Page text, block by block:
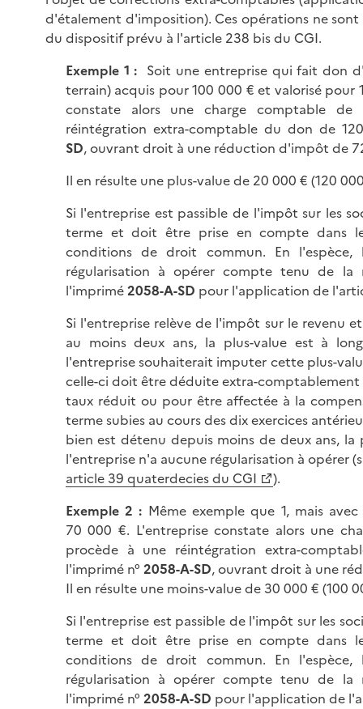
d'étalement d'imposition). Ces opérations ne
du dispositif prévu à l'article 238 bis du CGI.
Exemple 1: Soit une entreprise qui fait don
terrain) acquis pour 100 000 € et valorisé pour
constate alors une charge comptable
réintégration extra-comptable du don de
SD, ouvrant droit à une réduction d'impôt de
Il en résulte une plus-value de 20 000 € (120
Si l'entreprise est passible de l'impôt sur les
terme et doit être prise en compte dans
conditions de droit commun. En l'espèce,
régularisation à opérer compte tenu de la
l'imprimé2058-A-SD pour l'application de
Si l'entreprise relève de l'impôt sur le revenu
au moins deux ans, la plus-value est à
l'entreprise souhaiterait imputer cette plus-
celle-ci doit être déduite extra-
taux réduit ou pour être affectée à la
terme subies au cours des dix exercices
bien est détenu depuis moins de deux ans,
l'entreprise n'a aucune régularisation à opérer
article 39 quaterdecies du CGI
).
Exemple2 : Même exemple que 1, mais
70 000 €. L'entreprise constate alors une
procède à une réintégration extra-
l'imprimé n° 2058-A-SD, ouvrant droit à une
Il en résulte une moins-value de 30 000 € (100
Si l'entreprise est passible de l'impôt sur les
terme et doit être prise en compte dans
conditions de droit commun. En l'espèce,
régularisation à opérer compte tenu de la
l'imprimé n° 2058-A-SD pour l'application de